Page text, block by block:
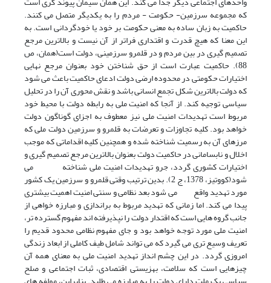
که مجموعه سرزمین- حکومت - مردم را به یکدیگر متصل می کنند.
حاکمیت به زبان ساده به معنی حکومت بر خود یا خودگردانی است. به
این معنا که هیچ قدرت و اقتداری فراتر از آن نیست و بالاترین مرجع
تصمیم گیری در بین مردم و در قلمرو سرزمینی، دولت است(همان، ص
88). حاکمیت عبارت است از حق شناختن خود بعنوان مرجع نهایی
اختیارات حکومتی در محدوده ارضی دولت ادعای حاکمیت باعث می شود
که دولت بالاترین شکل تجمع انسانی باشد و نقش محوری آن را در تحلیل
سیاسی توجیه کند. از آنجا که امنیت ملی به رابطه دولت با محیط خود
مربوط است تهدیدات امنیت ملی نیز معطوف به اجزای گوناگون دولت
خواهد بود. کلیه تجاوزات و تعرضات به قلمرو و سرزمین دولت ملی که
مرزهای آن به رسمیت شناخته شده و همچنین کلیه اقداماتی که موجب
اخلال و نابسامانی در حاکمیت دولت بعنوان بالاترین مرجع تصمیم گیری و
اختیارات کشوری گردد، جرو تهدیدات امنیت ملی شناخته می
شود(کووتیز، 1378، ج 2). بدین ترتیب وقتی قلمرو و سرزمین یک کشور
مورد تهدید واقع می شود بعد نظامی و سنتی امنیت اهمیت بیشتری
پیدا می کند. اما زمانی که تهدید مربوط به براندازی و مبارزه خواهی از
جانب گروه هایی است که اقتدار دولت را نپذیرفته اند مفهوم گسترده تر،
امنیت ملی مورد توجه خواهد بود و جای مفهوم نظامی محدود قدیم را
تعریف وسیع تری می گیرد که می تواند شامل طیف کاملی از ابعاد زندگی
امروزی گردد. در این چشم انداز تهدید امنیت ملی به معنای همه آن
چیزهایی است که سلامت، بهزیستی اقتصادی، ثبات اجتماعی و صلح